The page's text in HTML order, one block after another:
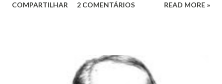
aspecto material, terreno... Mesmo civilizações,
onde vige pressão, opressão, cerceamento, coação e
censura. E não podemos falar apenas do ponto de vista
COMPARTILHAR 2 COMENTÁRIOS READ MORE »